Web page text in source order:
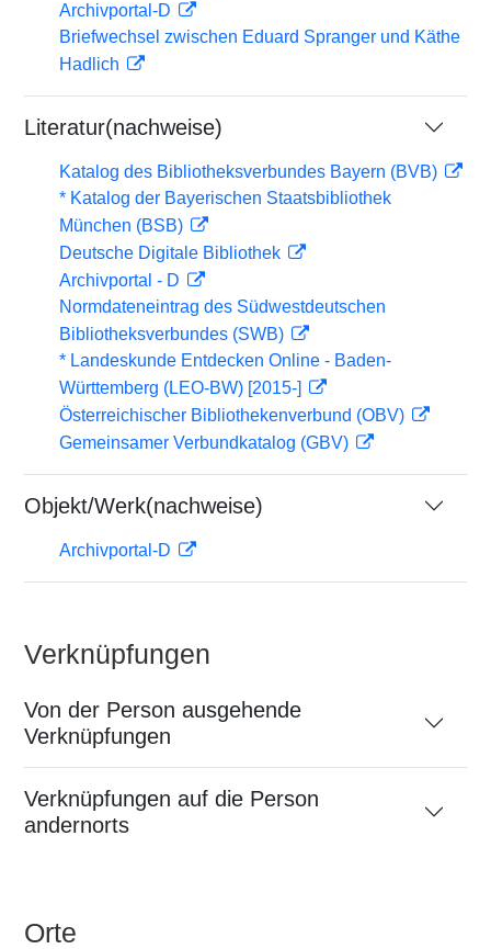
Archivportal-D
Briefwechsel zwischen Eduard Spranger und Käthe
Hadlich
Literatur(nachweise)
Katalog des Bibliotheksverbundes Bayern (BVB)
* Katalog der Bayerischen Staatsbibliothek
München (BSB)
Deutsche Digitale Bibliothek
Archivportal - D
Normdateneintrag des Südwestdeutschen
Bibliotheksverbundes (SWB)
* Landeskunde Entdecken Online - Baden-
Württemberg (LEO-BW) [2015-]
Österreichischer Bibliothekenverbund (OBV)
Gemeinsamer Verbundkatalog (GBV)
Objekt/Werk(nachweise)
Archivportal-D
Verknüpfungen
Von der Person ausgehende
Verknüpfungen
Verknüpfungen auf die Person
andernorts
Orte